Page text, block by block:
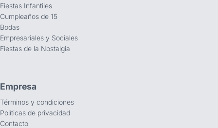
Fiestas Infantiles
Cumpleaños de 15
Bodas
Empresariales y Sociales
Fiestas de la Nostalgia
Empresa
Términos y condiciones
Políticas de privacidad
Contacto